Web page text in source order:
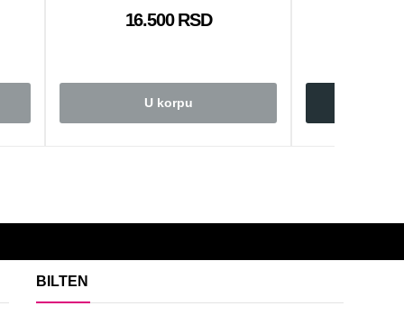
16.500 RSD
U korpu
BILTEN